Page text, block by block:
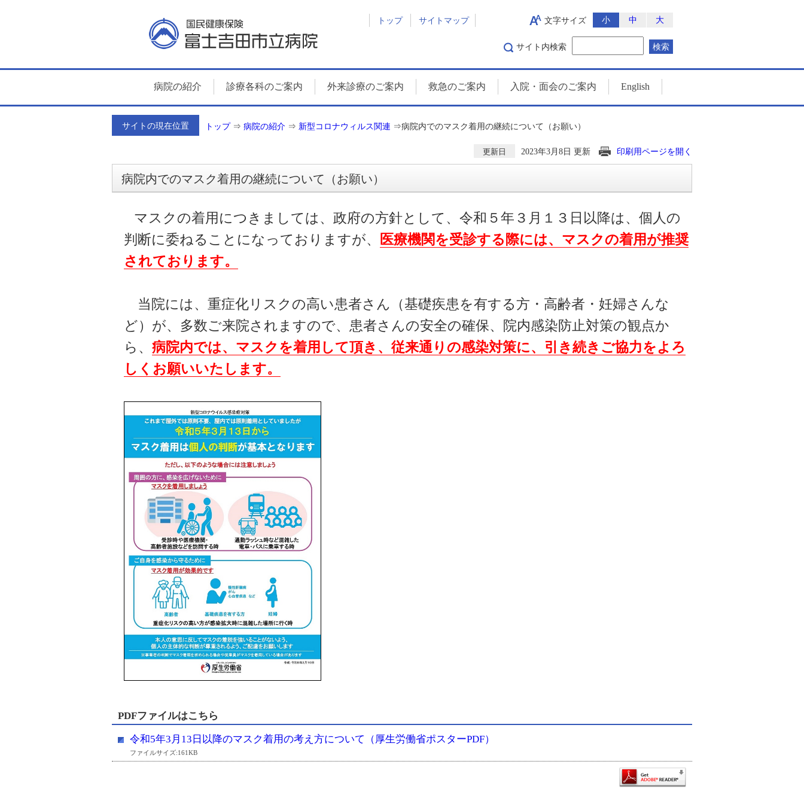
トップ サイトマップ 文字サイズ 小 中 大
サイト内検索 検索
病院の紹介 診療各科のご案内 外来診療のご案内 救急のご案内 入院・面会のご案内 English
サイトの現在位置 トップ⇒ 病院の紹介 ⇒ 新型コロナウィルス関連 ⇒病院内でのマスク着用の継続について（お願い）
更新日 2023年3月8日 更新 印刷用ページを開く
病院内でのマスク着用の継続について（お願い）
マスクの着用につきましては、政府の方針として、令和５年３月１３日以降は、個人の
判断に委ねることになっておりますが、
医療機関を受診する際には、マスクの着用が推奨
されております。
当院には、重症化リスクの高い患者さん（基礎疾患を有する方・高齢者・妊婦さんな
ど）が、多数ご来院されますので、患者さんの安全の確保、院内感染防止対策の観点か
ら、 病院内では、マスクを着用して頂き、従来通りの感染対策に、引き続きご協力をよろ
しくお願いいたします。
PDFファイルはこちら
令和5年3月13日以降のマスク着用の考え方について（厚生労働省ポスターPDF）
ファイルサイズ:161KB